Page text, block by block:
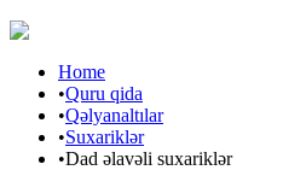
Home
•Quru qida
•Qəlyanaltılar
•Suxariklər
•Dad əlavəli suxariklər